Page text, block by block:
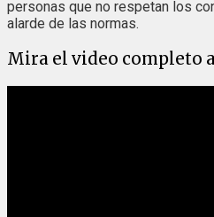
personas que no respetan los
alarde de las normas.
Mira el video completo